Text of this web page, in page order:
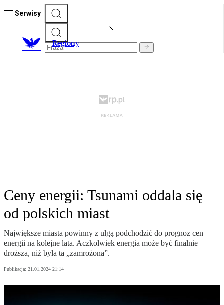
Serwisy
Regiony
Ceny energii: Tsunami oddala się
od polskich miast
Największe miasta powinny z ulgą podchodzić do prognoz cen
energii na kolejne lata. Aczkolwiek energia może być finalnie
droższa, niż była ta „zamrożona”.
Publikacja: 21.01.2024 21:14